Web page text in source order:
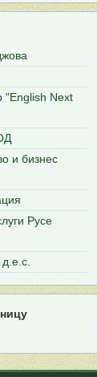
"English Next
и бизнес
Русе